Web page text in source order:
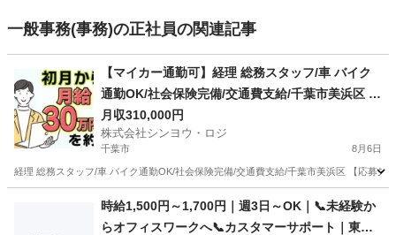
一般事務(事務)の正社員の関連記事
【マイカー通勤可】経理 総務スタッフ/車 バイク
通勤OK/社会保険完備/交通費支給/千葉市美浜区 千
葉県千葉市美浜区(稲毛海岸)経理・財務・会計
月収310,000円
株式会社シンヨウ・ロジ
千葉市 8月6日
経理 総務スタッフ/車 バイク通勤OK/社会保険完備/交通費支給/千葉市美浜区 【応募
経理 社会保険
時給1,500円～1,700円｜週3日～OK｜📞未経験か
らオフィスワークへ📞カスタマーサポート｜東京